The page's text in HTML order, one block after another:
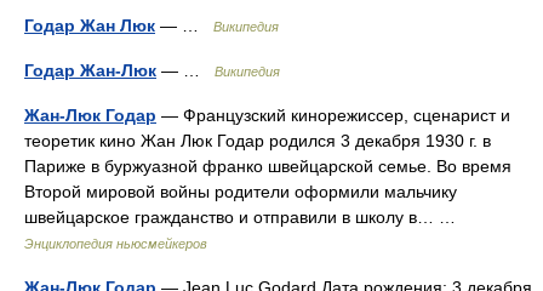
Годар Жан Люк — … Википедия
Годар Жан-Люк — … Википедия
Жан-Люк Годар — Французский кинорежиссер, сценарист и
теоретик кино Жан Люк Годар родился 3 декабря 1930 г. в
Париже в буржуазной франко швейцарской семье. Во время
Второй мировой войны родители оформили мальчику
швейцарское гражданство и отправили в школу в… …
Энциклопедия ньюсмейкеров
Жан-Люк Годар — Jean Luc Godard Дата рождения: 3 декабря